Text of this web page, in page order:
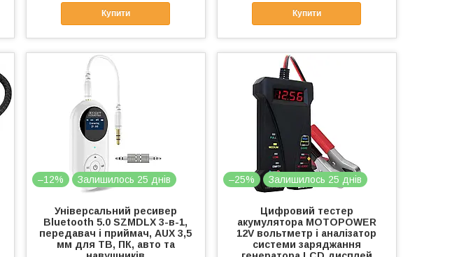
Купити Купити
–12% Залишилось 25 днів
Універсальний ресивер
Bluetooth 5.0 SZMDLX 3-в-1,
передавач і приймач, AUX 3,5
мм для ТВ, ПК, авто та
–25% Залишилось 25 днів
Цифровий тестер
акумулятора MOTOPOWER
12V вольтметр і аналізатор
системи заряджання